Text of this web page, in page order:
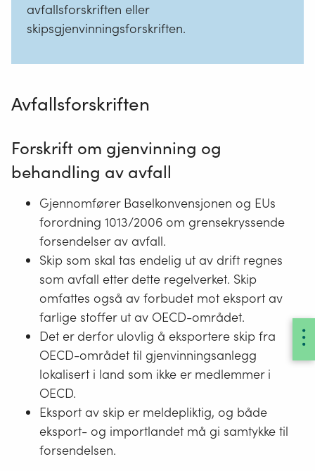
avfallsforskriften eller
skipsgjenvinningsforskriften.
Avfallsforskriften
Forskrift om gjenvinning og
behandling av avfall
Gjennomfører Baselkonvensjonen og EUs
forordning 1013/2006 om grensekryssende
forsendelser av avfall.
Skip som skal tas endelig ut av drift regnes
som avfall etter dette regelverket. Skip
omfattes også av forbudet mot eksport av
farlige stoffer ut av OECD-området.
Det er derfor ulovlig å eksportere skip fra
OECD-området til gjenvinningsanlegg
lokalisert i land som ikke er medlemmer i
OECD.
Eksport av skip er meldepliktig, og både
eksport- og importlandet må gi samtykke til
forsendelsen.